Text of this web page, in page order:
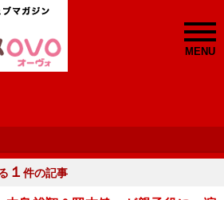
MENU
１ 件の記事